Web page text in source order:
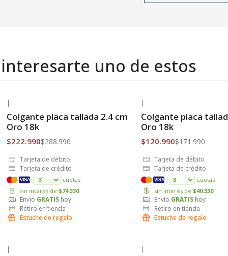
uno de estos
Envío Gratis
|
Colgante placa tallada 2.4 cm
Oro 18k
$222.990$288.990
Tarjeta de débito
Tarjeta de crédito
VISA
cuotas
sin interés de $74.330
Envío GRATIS hoy
Retiro en tienda
Estuche de regalo
Envío Gratis
|
Colgante placa
Oro 18k
$120.990$171.990
Tarjeta de débito
Tarjeta de crédito
VISA
cuotas
sin interés de $40.330
Envío GRATIS hoy
Retiro en tienda
Estuche de regalo
| |